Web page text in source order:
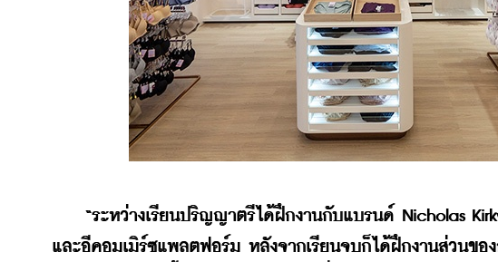
“ระหว่างเรียนปริญญาตรีได้ฝึกงานกับแบรนด์ Nicholas
และอีคอมเมิร์ซแพลตฟอร์ม หลังจากเรียนจบก็ได้ฝึกงานส่วนข